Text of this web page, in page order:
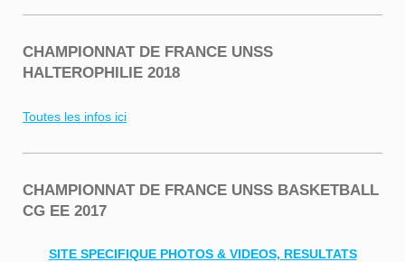
CHAMPIONNAT DE FRANCE UNSS
HALTEROPHILIE 2018
Toutes les infos ici
CHAMPIONNAT DE FRANCE UNSS BASKETBALL
CG EE 2017
SITE SPECIFIQUE PHOTOS & VIDEOS, RESULTATS